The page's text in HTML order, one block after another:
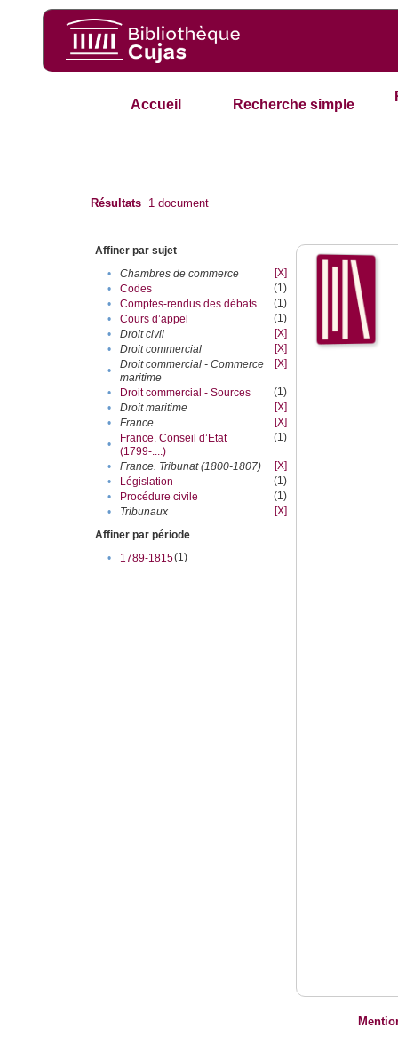
Accueil Recherche simple
Résultats 1 document
Affiner par sujet
•
Chambres de commerce
[X]
•
Codes
(1)
•
Comptes-rendus des débats
(1)
•
Cours d’appel
(1)
•
Droit civil
[X]
•
Droit commercial
[X]
•
Droit commercial - Commerce
maritime
[X]
• Droit commercial - Sources
(1)
•
Droit maritime
[X]
•
France
[X]
•
France. Conseil d’Etat
(1799-....)
(1)
• France. Tribunat (1800-1807)
[X]
•
Législation
(1)
•
Procédure civile
(1)
•
Tribunaux
[X]
Affiner par période
•
1789-1815(1)